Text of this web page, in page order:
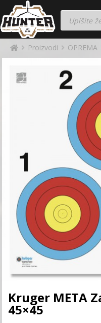
Proizvodi OPREMA
Kruger META
45×45